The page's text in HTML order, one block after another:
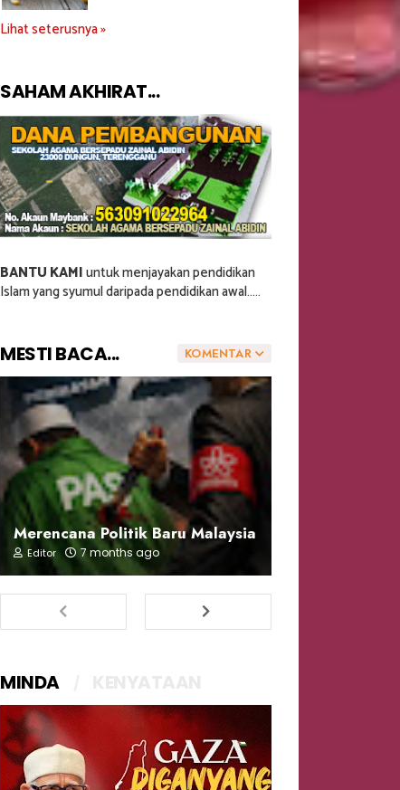
Lihat seterusnya »
SAHAM AKHIRAT...
BANTU KAMIuntuk menjayakan pendidikan
Islam yang syumul daripada pendidikan awal.....
KOMENTAR
MESTI BACA...
Merencana Politik Baru Malaysia
Editor 7 months ago
MINDA